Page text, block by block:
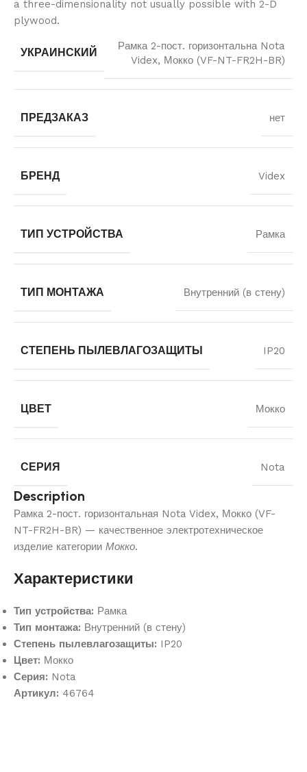
a three-dimensionality not usually possible with 2-D
plywood.
УКРАИНСКИЙ
Рамка 2-пост. горизонтальна Nota
Videx, Мокко (VF-NT-FR2H-BR)
ПРЕДЗАКАЗ нет
БРЕНД Videx
ТИП УСТРОЙСТВА Рамка
ТИП МОНТАЖА Внутренний (в стену)
СТЕПЕНЬ ПЫЛЕВЛАГОЗАЩИТЫ IP20
ЦВЕТ Мокко
СЕРИЯ Nota
Description
Рамка 2-пост. горизонтальная Nota Videx, Мокко (VF-
NT-FR2H-BR) — качественное электротехническое
изделие категории Мокко.
Характеристики
Тип устройства: Рамка
Тип монтажа: Внутренний (в стену)
Степень пылевлагозащиты: IP20
Цвет: Мокко
Серия: Nota
Артикул: 46764